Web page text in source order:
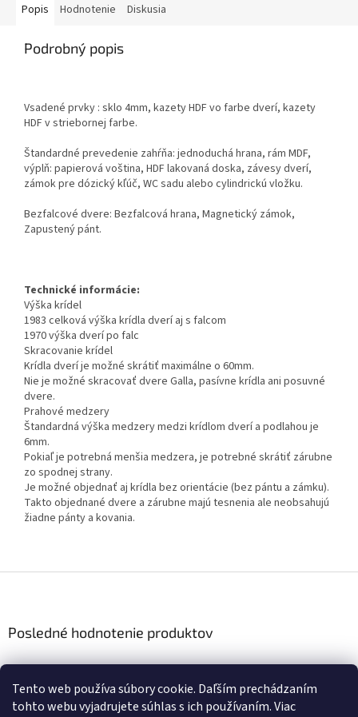
Tento web používa súbory cookie. Daľším prechádzaním
tohto webu vyjadrujete súhlas s ich používaním. Viac
Popis Hodnotenie Diskusia
Podrobný popis
Vsadené prvky : sklo 4mm, kazety HDF vo farbe dverí, kazety
HDF v striebornej farbe.
Štandardné prevedenie zahŕňa: jednoduchá hrana, rám MDF,
výplň: papierová voština, HDF lakovaná doska, závesy dverí,
zámok pre dózický kľúč, WC sadu alebo cylindrickú vložku.
Bezfalcové dvere: Bezfalcová hrana, Magnetický zámok,
Zapustený pánt.
Technické informácie:
Výška krídel
1983 celková výška krídla dverí aj s falcom
1970 výška dverí po falc
Skracovanie krídel
Krídla dverí je možné skrátiť maximálne o 60mm.
Nie je možné skracovať dvere Galla, pasívne krídla ani posuvné
dvere.
Prahové medzery
Štandardná výška medzery medzi krídlom dverí a podlahou je
6mm.
Pokiaľ je potrebná menšia medzera, je potrebné skrátiť zárubne
zo spodnej strany.
Je možné objednať aj krídla bez orientácie (bez pántu a zámku).
Takto objednané dvere a zárubne majú tesnenia ale neobsahujú
žiadne pánty a kovania.
i
Posledné hodnotenie produktov
Interiérové dvere DRE – Standard 20 Falcové
Hodnotenie produktu je 5 z 5 hviezdičiek.
|